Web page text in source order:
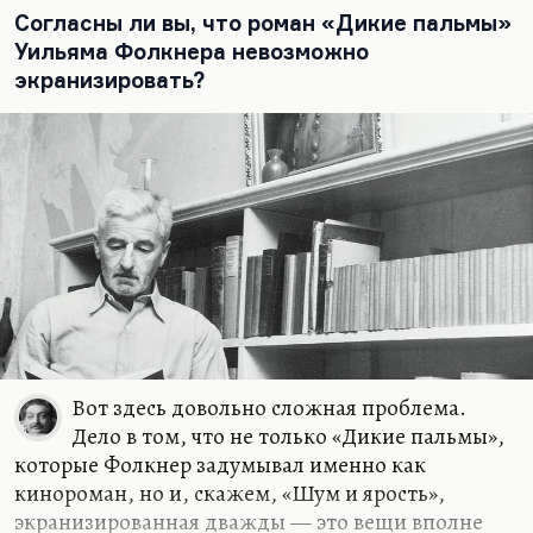
кончается раз пять или шесть. И уж совсем мне не
понравилась «Arizona Dream». Не знаю, почему,
но почему-то мне было так скучно, простите
меня. Даже Джонни Депп не спасал.
Согласны ли вы, что роман «Дикие пальмы»
Уильяма Фолкнера невозможно
экранизировать?
Вот здесь довольно сложная проблема.
Дело в том, что не только «Дикие пальмы»,
которые Фолкнер задумывал именно как
кинороман, но и, скажем, «Шум и ярость»,
экранизированная дважды — это вещи вполне